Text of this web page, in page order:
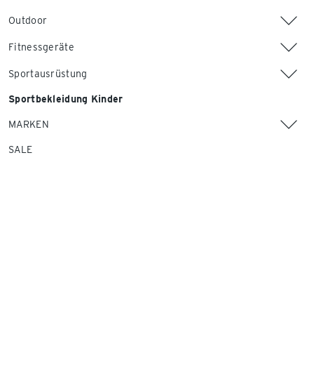
Outdoor
Fitnessgeräte
Sportausrüstung
Sportbekleidung Kinder
MARKEN
SALE